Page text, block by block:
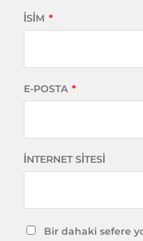
İSIM *
E-POSTA *
İNTERNET SITESI
Bir dahaki sefere